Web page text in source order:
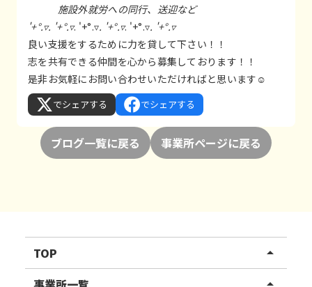
施設外就労への同行、送迎など
'+°.▿. '+°.▿. '+°.▿. '+°.▿. '+°.▿. '+°.▿
良い支援をするために力を貸して下さい！！
志を共有できる仲間を心から募集しております！！
是非お気軽にお問い合わせいただければと思います☺
でシェアする でシェアする
ブログ一覧に戻る 事業所ページに戻る
TOP arrow_drop_up
リハスワーク